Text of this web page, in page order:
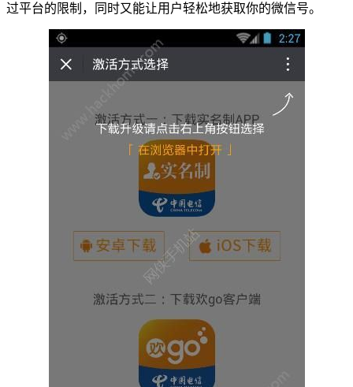
过平台的限制，同时又能让用户轻松地获取你的微信号。